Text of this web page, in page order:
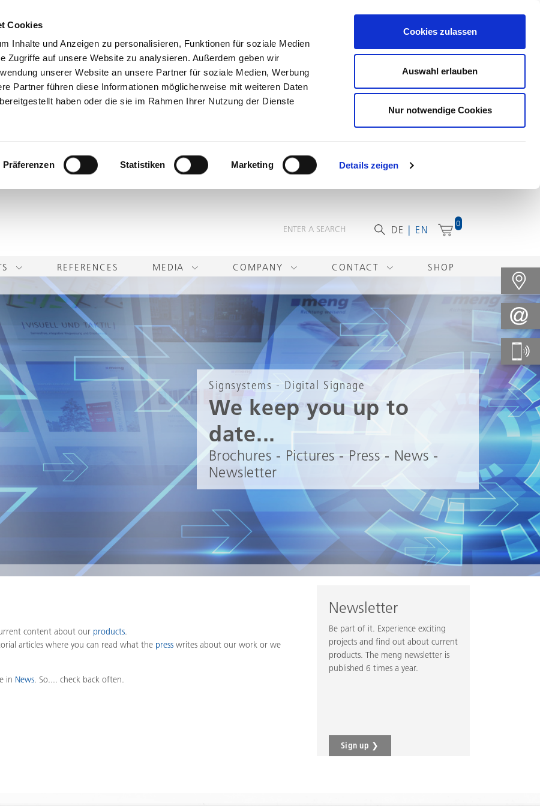
Cookies
Inhalte und Anzeigen zu personalisieren, Funktionen für soziale Medien
Zugriffe auf unsere Website zu analysieren. Außerdem geben wir
unserer Website an unsere Partner für soziale Medien, Werbung
Partner führen diese Informationen möglicherweise mit weiteren Daten
haben oder die sie im Rahmen Ihrer Nutzung der Dienste
Präferenzen Statistiken Marketing Details zeigen
Cookies zulassen
Auswahl erlauben
Nur notwendige Cookies
DE EN
0
REFERENCES MEDIA COMPANY CONTACT SHOP
Signsystems - Digital Signage
We keep you up to
date...
Brochures - Pictures - Press - News -
Newsletter
content about our products
articles where you can read what the press writes about our work or we
in News . So.... check back often.
Newsletter
Be part of it. Experience exciting
projects and find out about current
products. The meng newsletter is
published 6 times a year.
Sign up ❯